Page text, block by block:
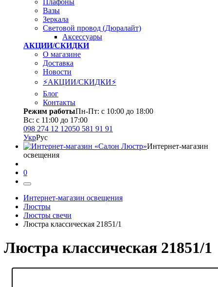
Плафоны
Вазы
Зеркала
Световой провод (Дюралайт)
Аксессуары
АКЦИИ/СКИДКИ
О магазине
Доставка
Новости
⚡АКЦИИ/СКИДКИ⚡
Блог
Контакты
Режим работыПн-Пт: с 10:00 до 18:00
Вс: с 11:00 до 17:00
098 274 12 12050 581 91 91
УкрРус
Интернет-магазин
освещения
0
Интернет-магазин освещения
Люстры
Люстры свечи
Люстра классическая 21851/1
Люстра классическая 21851/1